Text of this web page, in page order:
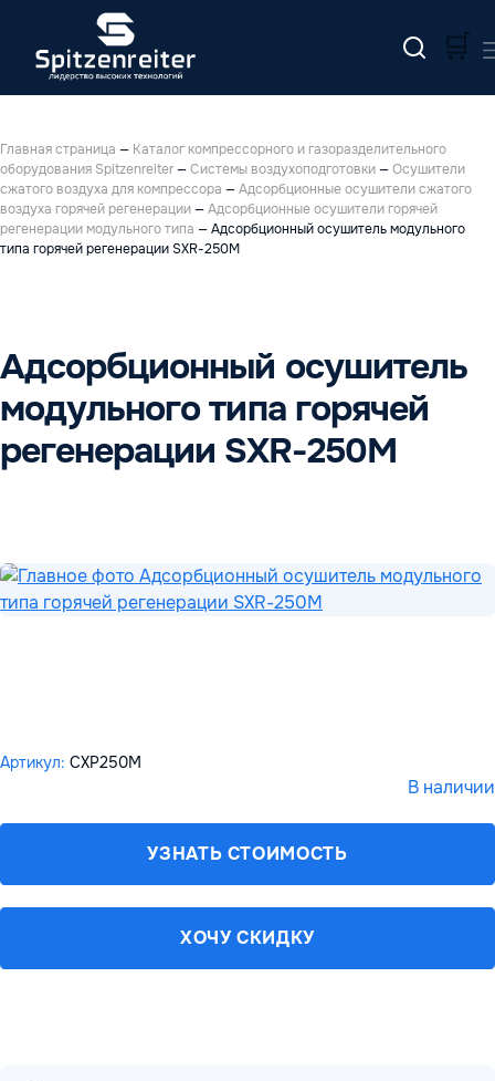
🛒
Главная страница — Каталог компрессорного и газоразделительного
оборудования Spitzenreiter—Системы воздухоподготовки—Осушители
сжатого воздуха для компрессора —Адсорбционные осушители сжатого
воздуха горячей регенерации—Адсорбционные осушители горячей
регенерации модульного типа —Адсорбционный осушитель модульного
типа горячей регенерации SXR-250M
Адсорбционный осушитель
модульного типа горячей
регенерации SXR-250M
Артикул: СХР250M
В наличии
УЗНАТЬ СТОИМОСТЬ
ХОЧУ СКИДКУ